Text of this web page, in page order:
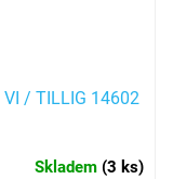
VI / TILLIG 14602
Skladem (3 ks)